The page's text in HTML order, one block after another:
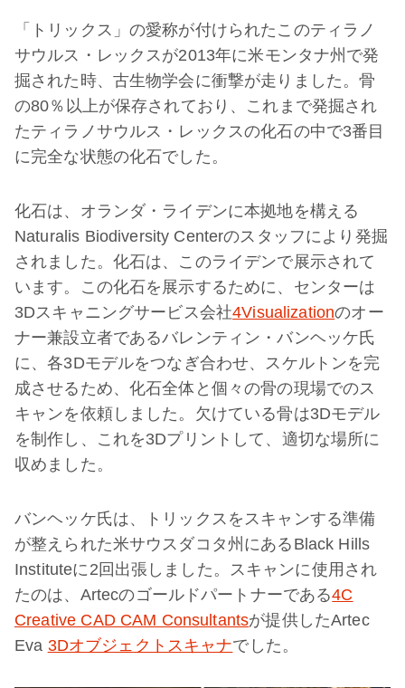
「トリックス」の愛称が付けられたこのティラノ
サウルス・レックスが2013年に米モンタナ州で発
掘された時、古生物学会に衝撃が走りました。骨
の80％以上が保存されており、これまで発掘され
たティラノサウルス・レックスの化石の中で3番目
に完全な状態の化石でした。
化石は、オランダ・ライデンに本拠地を構える
Naturalis Biodiversity Centerのスタッフにより発掘
されました。化石は、このライデンで展示されて
います。この化石を展示するために、センターは
3Dスキャニングサービス会社4Visualizationのオー
ナー兼設立者であるバレンティン・バンヘッケ氏
に、各3Dモデルをつなぎ合わせ、スケルトンを完
成させるため、化石全体と個々の骨の現場でのス
キャンを依頼しました。欠けている骨は3Dモデル
を制作し、これを3Dプリントして、適切な場所に
収めました。
バンヘッケ氏は、トリックスをスキャンする準備
が整えられた米サウスダコタ州にあるBlack Hills
Instituteに2回出張しました。スキャンに使用され
たのは、Artecのゴールドパートナーである4C
Creative CAD CAM Consultantsが提供したArtec
Eva 3Dオブジェクトスキャナでした。